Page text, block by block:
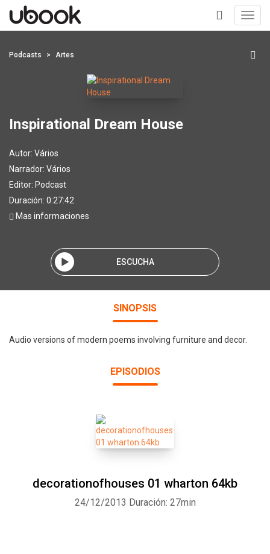
+
Podcasts Artes
Inspirational Dream House
Autor: Vários
Narrador: Vários
Editor: Podcast
Duración: 0:27:42
Mas informaciones
ESCUCHA
SINOPSIS
Audio versions of modern poems involving furniture and decor.
EPISODIOS
decorationofhouses 01 wharton 64kb
24/12/2013 Duración: 27min